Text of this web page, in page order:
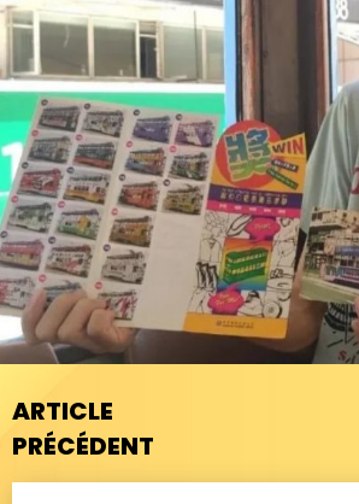
ARTICLE
PRÉCÉDENT